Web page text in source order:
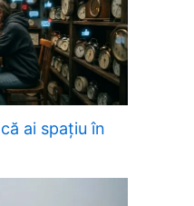
ai spațiu în